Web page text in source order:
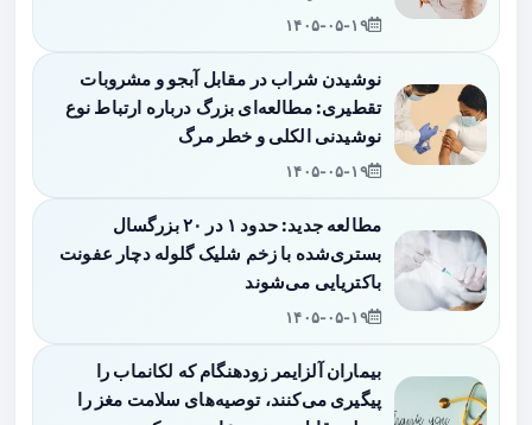
۱۴۰۵-۰۵-۱۹
نوشیدن شراب در مقابل آبجو و مشروبات
تقطیری: مطالعه‌ای بزرگ درباره ارتباط نوع
نوشیدنی الکلی و خطر مرگ
۱۴۰۵-۰۵-۱۹
مطالعه جدید: حدود ۱ در ۲۰ بزرگسال
بستری‌شده با زخم شلیک گلوله دچار عفونت
باکتریایی می‌شوند
۱۴۰۵-۰۵-۱۹
بیماران آلزایمر زودهنگام که لکانماب را
پیگیری می‌کنند، توصیه‌های سلامت مغز را